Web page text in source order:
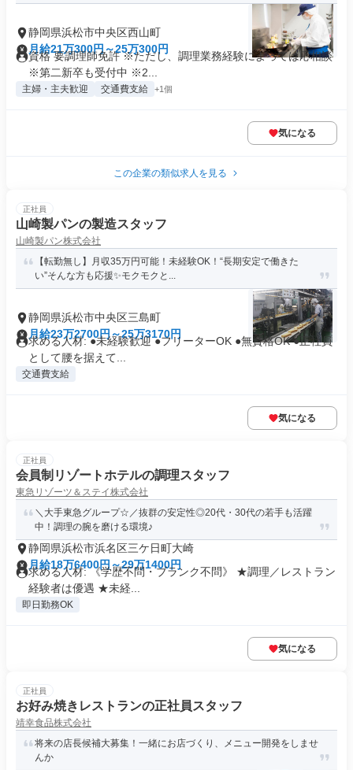
静岡県浜松市中央区西山町
月給21万300円～25万300円
資格 要調理師免許 ※ただし、調理業務経験によっては応相談
※第二新卒も受付中 ※2...
主婦・主夫歓迎 交通費支給 +1個
気になる
この企業の類似求人を見る
正社員
山崎製パンの製造スタッフ
山崎製パン株式会社
【転勤無し】月収35万円可能！未経験OK！“長期安定で働きた
い”そんな方も応援✨モクモクと...
静岡県浜松市中央区三島町
月給23万2700円～25万3170円
求める人材: ●未経験歓迎 ●フリーターOK ●無資格OK ●正社員
として腰を据えて...
交通費支給
気になる
正社員
会員制リゾートホテルの調理スタッフ
東急リゾーツ＆ステイ株式会社
＼大手東急グループ☆／抜群の安定性◎20代・30代の若手も活躍
中！調理の腕を磨ける環境♪
静岡県浜松市浜名区三ケ日町大崎
月給18万6400円～29万1400円
求める人材: 《学歴不問・ブランク不問》 ★調理／レストラン
経験者は優遇 ★未経...
即日勤務OK
気になる
正社員
お好み焼きレストランの正社員スタッフ
靖幸食品株式会社
将来の店長候補大募集！一緒にお店づくり、メニュー開発をしませ
んか